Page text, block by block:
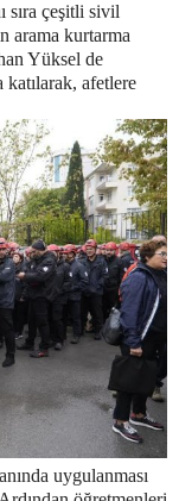
sıra çeşitli sivil
arama kurtarma
Yüksel de
afetlere
uygulanması